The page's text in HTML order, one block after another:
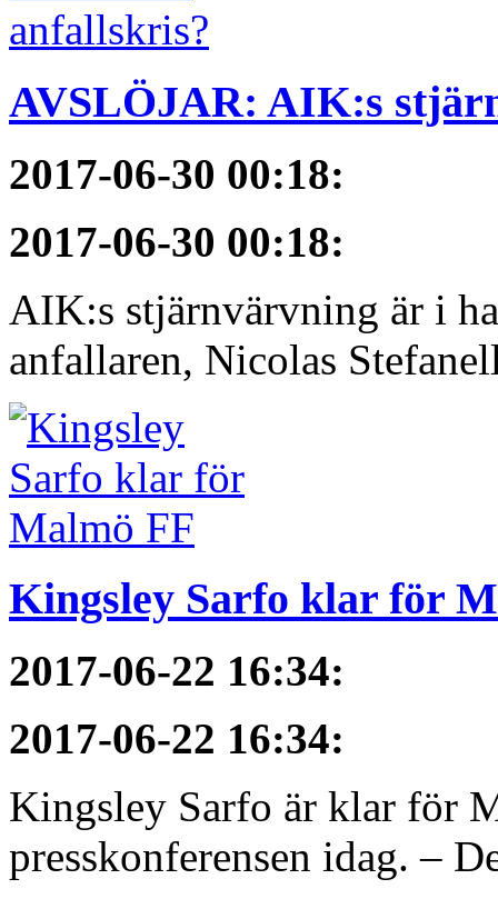
AVSLÖJAR: AIK:s
2017-06-30 00:18:
2017-06-30 00:18:
AIK:s stjärnvärvning är i
anfallaren, Nicolas
Kingsley Sarfo klar för
2017-06-22 16:34:
2017-06-22 16:34:
Kingsley Sarfo är klar för
presskonferensen idag. –